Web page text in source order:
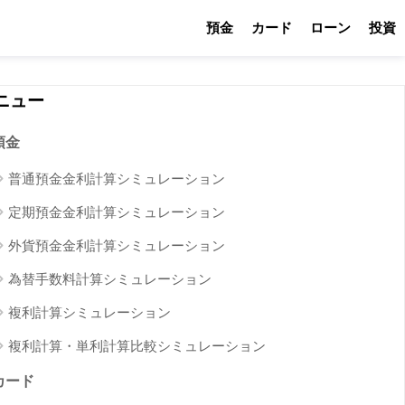
預金 カード ローン 投資
ュー
金
普通預金金利計算シミュレーション
定期預金金利計算シミュレーション
外貨預金金利計算シミュレーション
為替手数料計算シミュレーション
複利計算シミュレーション
複利計算・単利計算比較シミュレーション
ード